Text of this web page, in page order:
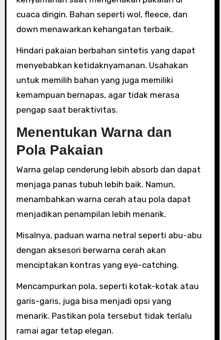
cuaca dingin. Bahan seperti wol, fleece, dan
down menawarkan kehangatan terbaik.
Hindari pakaian berbahan sintetis yang dapat
menyebabkan ketidaknyamanan. Usahakan
untuk memilih bahan yang juga memiliki
kemampuan bernapas, agar tidak merasa
pengap saat beraktivitas.
Menentukan Warna dan
Pola Pakaian
Warna gelap cenderung lebih absorb dan dapat
menjaga panas tubuh lebih baik. Namun,
menambahkan warna cerah atau pola dapat
menjadikan penampilan lebih menarik.
Misalnya, paduan warna netral seperti abu-abu
dengan aksesori berwarna cerah akan
menciptakan kontras yang eye-catching.
Mencampurkan pola, seperti kotak-kotak atau
garis-garis, juga bisa menjadi opsi yang
menarik. Pastikan pola tersebut tidak terlalu
ramai agar tetap elegan.